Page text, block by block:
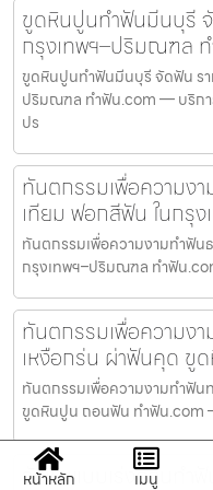
ขูดหินปูนทำฟันมีนบุรี
กรุงเทพฯ–ปริมณฑล
ขูดหินปูนทำฟันมีนบุรี จัดฟัน ร
ปริมณฑล ทำฟัน.com — บริก
ปร
ทันตกรรมเพื่อความง
เทียม ฟอกสีฟัน ในกรุ
ทันตกรรมเพื่อความงามทำฟั
กรุงเทพฯ–ปริมณฑล ทำฟัน
ทันตกรรมเพื่อความง
เหงือกร่น ผ่าฟันคุด
ทันตกรรมเพื่อความงามทำฟั
ขูดหินปูน ถอนฟัน ทำฟัน.com
จัดฟันแบบเร่งด่วนทำฟั
หน้าหลัก เมนู